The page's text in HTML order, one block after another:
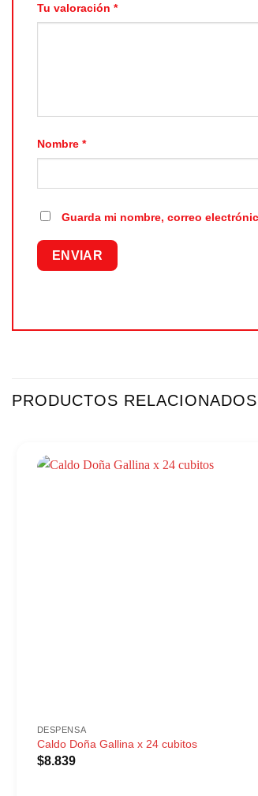
Tu valoración *
Nombre *
Guarda mi nombre, correo
PRODUCTOS RELACIONADOS
DESPENSA
Caldo Doña Gallina x 24 cubitos
$8.839